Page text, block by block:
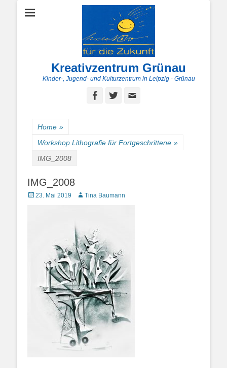
Kreativzentrum Grünau
Kinder-, Jugend- und Kulturzentrum in Leipzig - Grünau
Facebook
Twitter
Home »
Workshop Lithografie für Fortgeschrittene »
IMG_2008
IMG_2008
Posted23. Mai 2019 AutorTina Baumann